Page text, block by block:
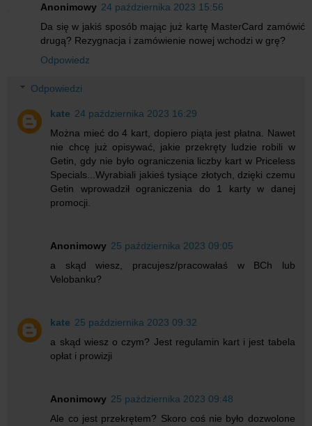
Anonimowy 24 października 2023 15:56
Da się w jakiś sposób mając już kartę MasterCard zamówić
drugą? Rezygnacja i zamówienie nowej wchodzi w grę?
Odpowiedz
Odpowiedzi
kate 24 października 2023 16:29
Można mieć do 4 kart, dopiero piąta jest płatna. Nawet
nie chcę już opisywać, jakie przekręty ludzie robili w
Getin, gdy nie było ograniczenia liczby kart w Priceless
Specials...Wyrabiali jakieś tysiące złotych, dzięki czemu
Getin wprowadził ograniczenia do 1 karty w danej
promocji.
Anonimowy 25 października 2023 09:05
a skąd wiesz, pracujesz/pracowałaś w BCh lub
Velobanku?
kate 25 października 2023 09:32
a skąd wiesz o czym? Jest regulamin kart i jest tabela
opłat i prowizji
Anonimowy 25 października 2023 09:48
Ale co jest przekrętem? Skoro coś nie było dozwolone